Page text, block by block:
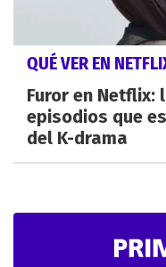
QUÉ VER EN
Furor en Netflix:
episodios que
del K-drama